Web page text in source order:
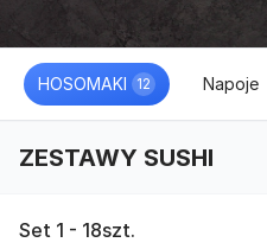
HOSOMAKI 12 Napoje
ZESTAWY SUSHI
Set 1 - 18szt.